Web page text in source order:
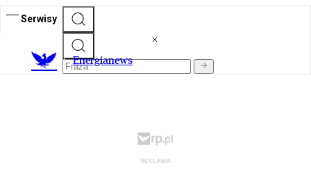
Serwisy
Energianews